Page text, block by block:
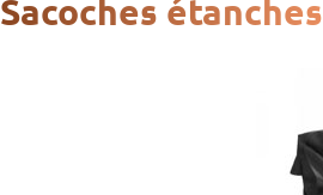
Sacoches étanches